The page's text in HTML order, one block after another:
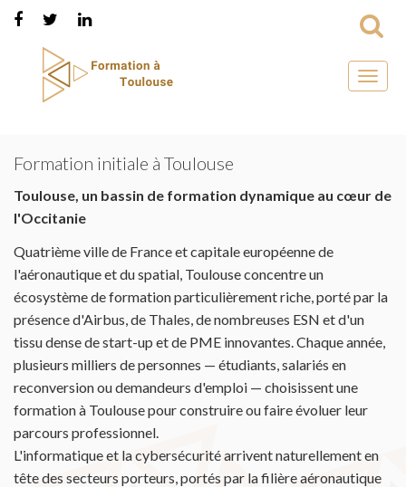
Toggle
Formation initiale à Toulouse
Toulouse, un bassin de formation dynamique au cœur de
l'Occitanie
Quatrième ville de France et capitale européenne de
l'aéronautique et du spatial, Toulouse concentre un
écosystème de formation particulièrement riche, porté par la
présence d'Airbus, de Thales, de nombreuses ESN et d'un
tissu dense de start-up et de PME innovantes. Chaque année,
plusieurs milliers de personnes — étudiants, salariés en
reconversion ou demandeurs d'emploi — choisissent une
formation à Toulouse pour construire ou faire évoluer leur
parcours professionnel.
L'informatique et la cybersécurité arrivent naturellement en
tête des secteurs porteurs, portés par la filière aéronautique